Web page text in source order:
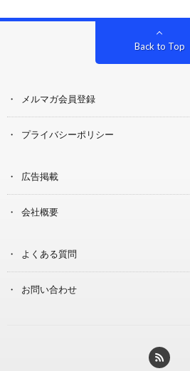
Back to Top
メルマガ会員登録
プライバシーポリシー
広告掲載
会社概要
よくある質問
お問い合わせ